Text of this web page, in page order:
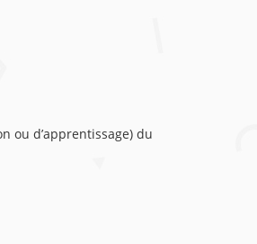
ou d’apprentissage) du